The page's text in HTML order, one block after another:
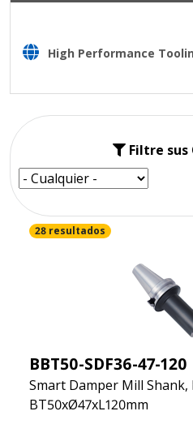
High Performance
Filtre sus
28 resultados
BBT50-SDF36-47-120
Smart Damper Mill Shank,
BT50xØ47xL120mm